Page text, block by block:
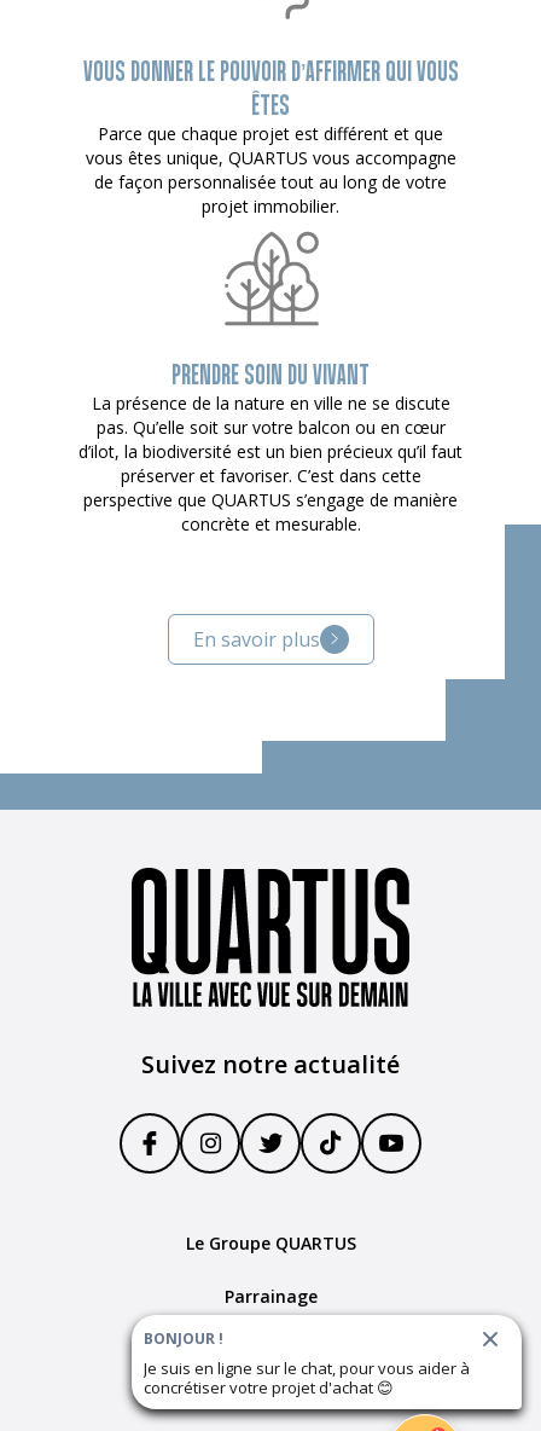
VOUS DONNER LE POUVOIR D’AFFIRMER QUI VOUS
ÊTES
Parce que chaque projet est différent et que
vous êtes unique, QUARTUS vous accompagne
de façon personnalisée tout au long de votre
projet immobilier.
PRENDRE SOIN DU VIVANT
La présence de la nature en ville ne se discute
pas. Qu’elle soit sur votre balcon ou en cœur
d’ilot, la biodiversité est un bien précieux qu’il faut
préserver et favoriser. C’est dans cette
perspective que QUARTUS s’engage de manière
concrète et mesurable.
En savoir plus
Suivez notre actualité
Le Groupe QUARTUS
Parrainage
Devenir partenaire
Plan du site
BONJOUR !
Je suis en ligne sur le chat, pour vous aider à
concrétiser votre projet d'achat 😊